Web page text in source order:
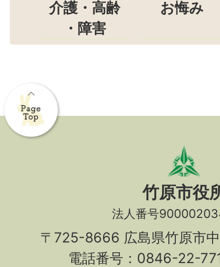
介護・高齢
・障害
お悔み
竹原市役
法人番号
〒725-8666 広島県竹原市
電話番号：0846-22-